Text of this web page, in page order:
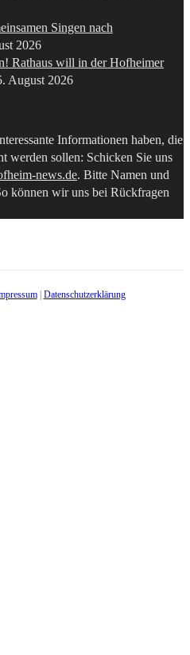
Singen nach
2026
Rathaus will in der Hofheimer
August 2026
Informationen haben, die
werden sollen: Schicken Sie uns
news.de. Bitte Namen und
können wir uns bei Rückfragen
| Datenschutzerklärung